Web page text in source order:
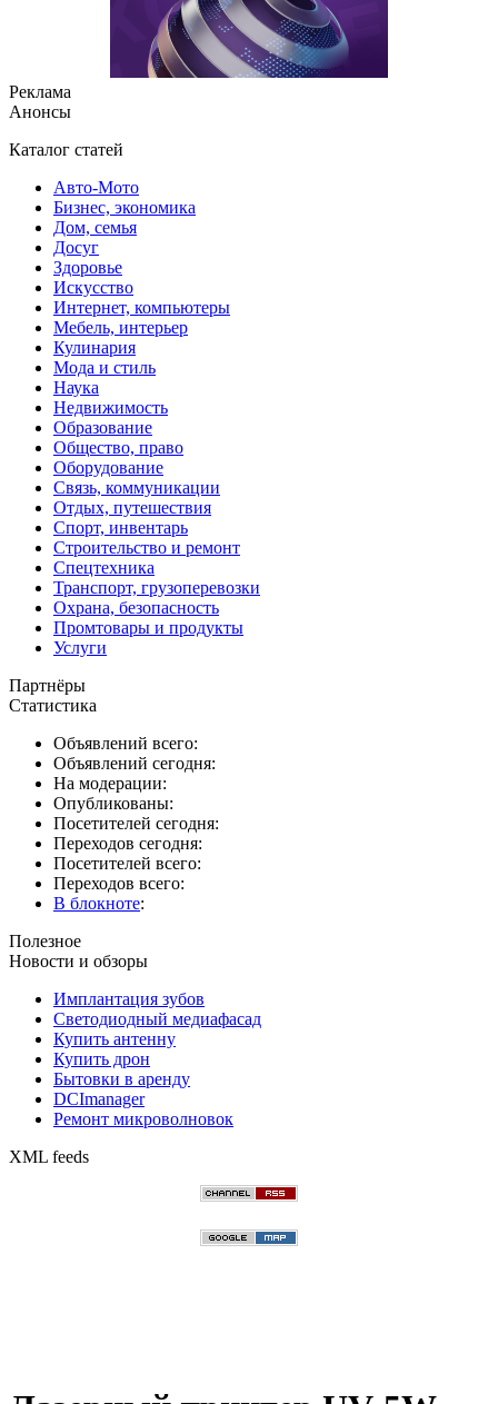
Реклама
Анонсы
Каталог статей
Авто-Мото
Бизнес, экономика
Дом, семья
Досуг
Здоровье
Искусство
Интернет, компьютеры
Мебель, интерьер
Кулинария
Мода и стиль
Наука
Недвижимость
Образование
Общество, право
Оборудование
Связь, коммуникации
Отдых, путешествия
Спорт, инвентарь
Строительство и ремонт
Спецтехника
Транспорт, грузоперевозки
Охрана, безопасность
Промтовары и продукты
Услуги
Партнёры
Статистика
Объявлений всего:
Объявлений сегодня:
На модерации:
Опубликованы:
Посетителей сегодня:
Переходов сегодня:
Посетителей всего:
Переходов всего:
В блокноте:
Полезное
Новости и обзоры
Имплантация зубов
Светодиодный медиафасад
Купить антенну
Купить дрон
Бытовки в аренду
DCImanager
Ремонт микроволновок
XML feeds